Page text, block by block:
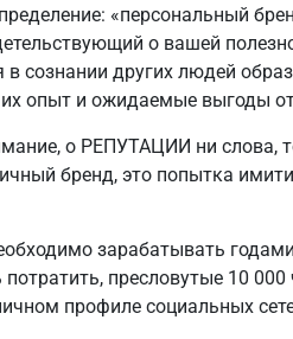
«персональный
о вашей
сознании других людей
опыт и ожидаемые выгоды
о РЕПУТАЦИИ ни слова,
бренд, это попытка
зарабатывать
потратить, пресловутые 10
профиле социальных